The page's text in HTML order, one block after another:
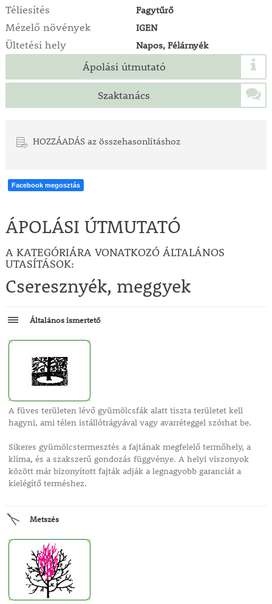
Téliesítés Fagytűrő
Mézelő növények IGEN
Ültetési hely Napos, Félárnyék
Ápolási útmutató
Szaktanács
HOZZÁADÁS az összehasonlításhoz
Facebook megosztás
ÁPOLÁSI ÚTMUTATÓ
A KATEGÓRIÁRA VONATKOZÓ ÁLTALÁNOS
UTASÍTÁSOK:
Cseresznyék, meggyek
Általános ismertető
A füves területen lévő gyümölcsfák alatt tiszta területet kell
hagyni, ami télen istállótrágyával vagy avarréteggel szórhat be.
Sikeres gyümölcstermesztés a fajtának megfelelő termőhely, a
klíma, és a szakszerű gondozás függvénye. A helyi viszonyok
között már bizonyított fajták adják a legnagyobb garanciát a
kielégítő terméshez.
Metszés